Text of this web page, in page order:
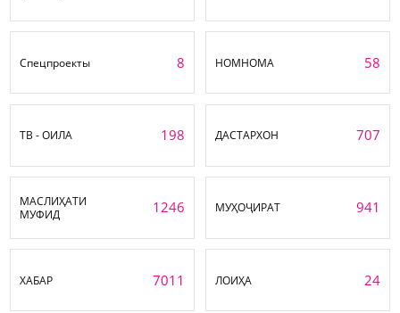
Спецпроекты 8 НОМНОМА 58
ТВ - ОИЛА 198 ДАСТАРХОН 707
МАСЛИҲАТИ
МУФИД
1246 МУҲОҶИРАТ 941
ХАБАР 7011 ЛОИҲА 24